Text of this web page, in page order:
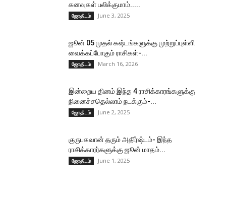
கனவுகள் பலிக்குமாம்.....
ஜோதிடம் June 3, 2025
ஜூன் 05 முதல் கஷ்டங்களுக்கு முற்றுப்புள்ளி
வைக்கப்போகும் ராசிகள்-...
ஜோதிடம் March 16, 2026
இன்றைய தினம் இந்த 4 ராசிக்காரங்களுக்கு
நினைச்சதெல்லாம் நடக்கும்-...
ஜோதிடம் June 2, 2025
குருபகவான் தரும் அதிர்ஷ்டம்- இந்த
ராசிக்காரர்களுக்கு ஜூன் மாதம்...
ஜோதிடம் June 1, 2025